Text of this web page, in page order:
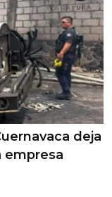
deja
empresa